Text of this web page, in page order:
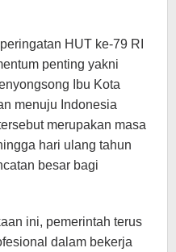
HUT ke-79 RI
penting yakni
Ibu Kota
menuju Indonesia
merupakan masa
hari ulang tahun
besar bagi
ini, pemerintah terus
dalam bekerja